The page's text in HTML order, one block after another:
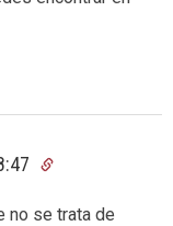
no se trata de